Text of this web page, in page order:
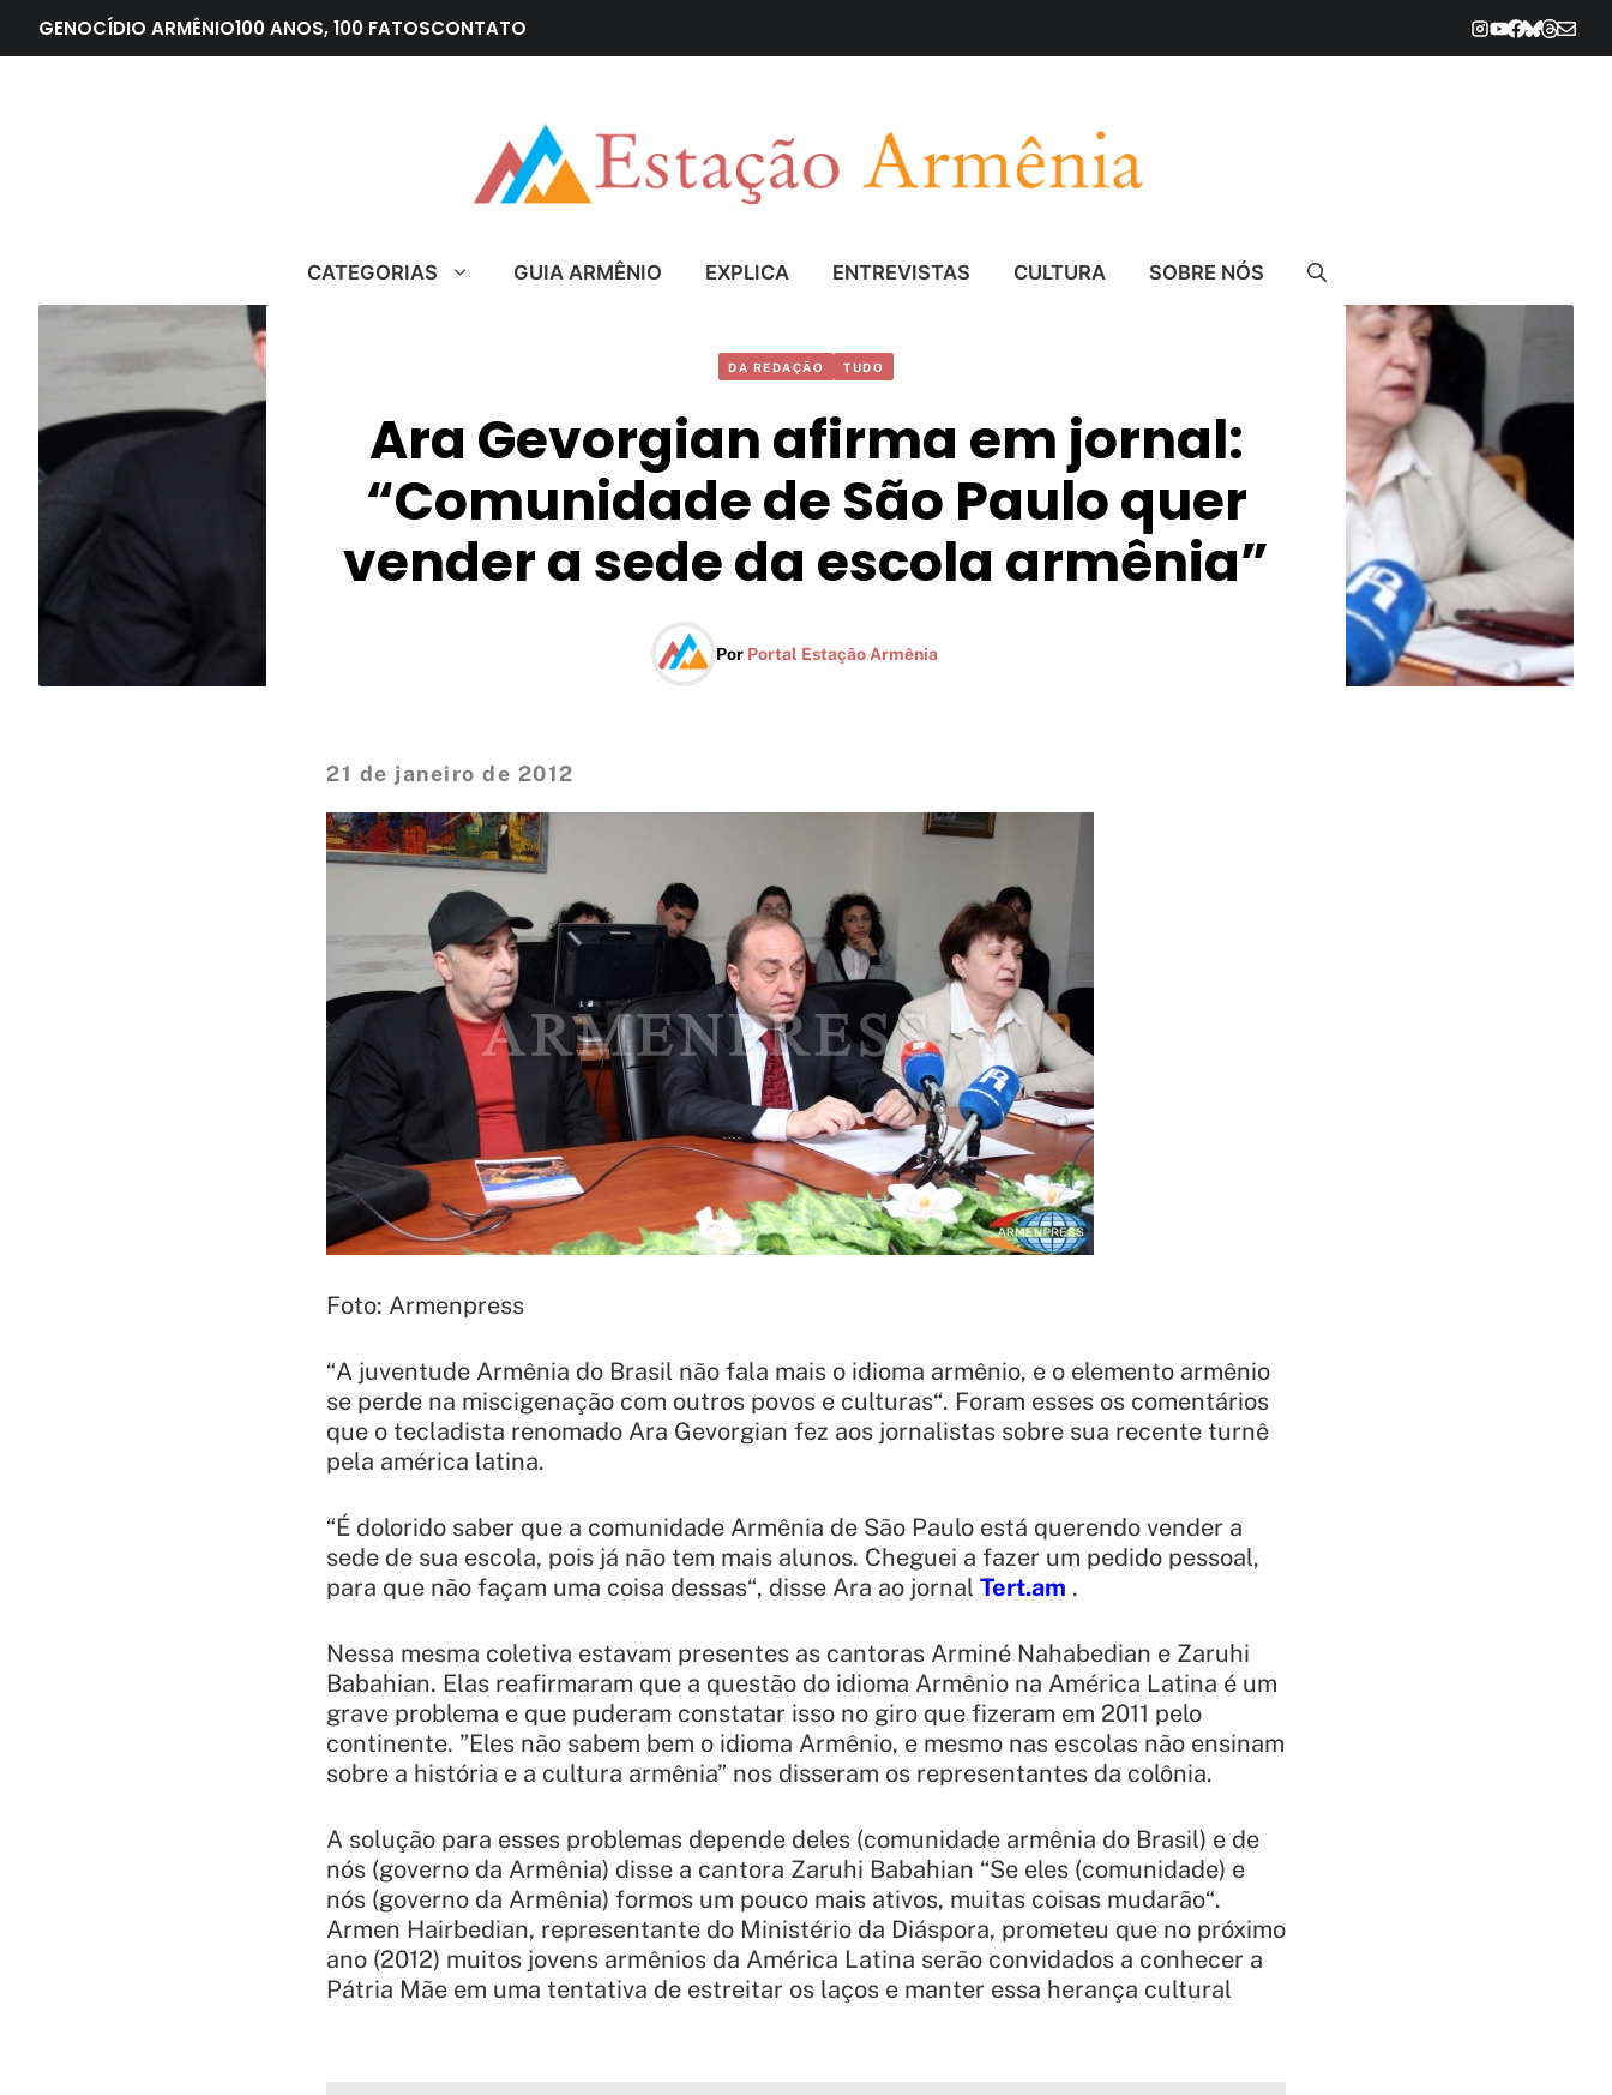
para
GENOCÍDIO ARMÊNIO100 ANOS, 100 FATOSCONTATO
CATEGORIAS GUIA ARMÊNIO EXPLICA ENTREVISTAS CULTURA SOBRE NÓS
DA REDAÇÃO TUDO
Ara Gevorgian afirma em jornal:
“Comunidade de São Paulo quer
vender a sede da escola armênia”
Por Portal Estação Armênia
21 de janeiro de 2012
Foto: Armenpress
“A juventude Armênia do Brasil não fala mais o idioma armênio, e o elemento armênio
se perde na miscigenação com outros povos e culturas“. Foram esses os comentários
que o tecladista renomado Ara Gevorgian fez aos jornalistas sobre sua recente turnê
pela américa latina.
“É dolorido saber que a comunidade Armênia de São Paulo está querendo vender a
sede de sua escola, pois já não tem mais alunos. Cheguei a fazer um pedido pessoal,
para que não façam uma coisa dessas“, disse Ara ao jornal Tert.am .
Nessa mesma coletiva estavam presentes as cantoras Arminé Nahabedian e Zaruhi
Babahian. Elas reafirmaram que a questão do idioma Armênio na América Latina é um
grave problema e que puderam constatar isso no giro que fizeram em 2011 pelo
continente. ”Eles não sabem bem o idioma Armênio, e mesmo nas escolas não ensinam
sobre a história e a cultura armênia” nos disseram os representantes da colônia.
A solução para esses problemas depende deles (comunidade armênia do Brasil) e de
nós (governo da Armênia) disse a cantora Zaruhi Babahian “Se eles (comunidade) e
nós (governo da Armênia) formos um pouco mais ativos, muitas coisas mudarão“.
Armen Hairbedian, representante do Ministério da Diáspora, prometeu que no próximo
ano (2012) muitos jovens armênios da América Latina serão convidados a conhecer a
Pátria Mãe em uma tentativa de estreitar os laços e manter essa herança cultural